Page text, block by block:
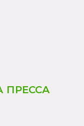
ПРЕССА